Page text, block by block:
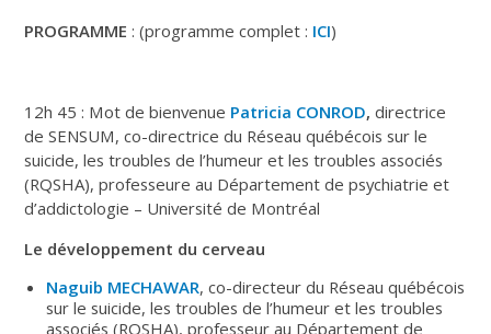
PROGRAMME: (programme complet : ICI)
12h 45 : Mot de bienvenue Patricia CONROD,directrice
de SENSUM, co-directrice du Réseau québécois sur le
suicide, les troubles de l’humeur et les troubles associés
(RQSHA), professeure au Département de psychiatrie et
d’addictologie – Université de Montréal
Le développement du cerveau
Naguib MECHAWAR, co-directeur du Réseau québécois
sur le suicide, les troubles de l’humeur et les troubles
associés (RQSHA), professeur au Département de